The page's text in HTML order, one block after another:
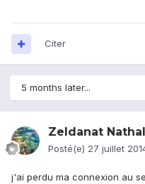
Citer
5 months later...
Zeldanat
Posté(e) 27 juillet
j'ai perdu ma connexion au